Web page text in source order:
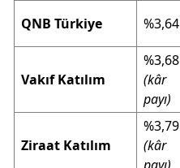
QNB Türkiye %3,64
Vakıf Katılım
%3,68
(kâr
payı)
Ziraat Katılım
%3,79
(kâr
payı)